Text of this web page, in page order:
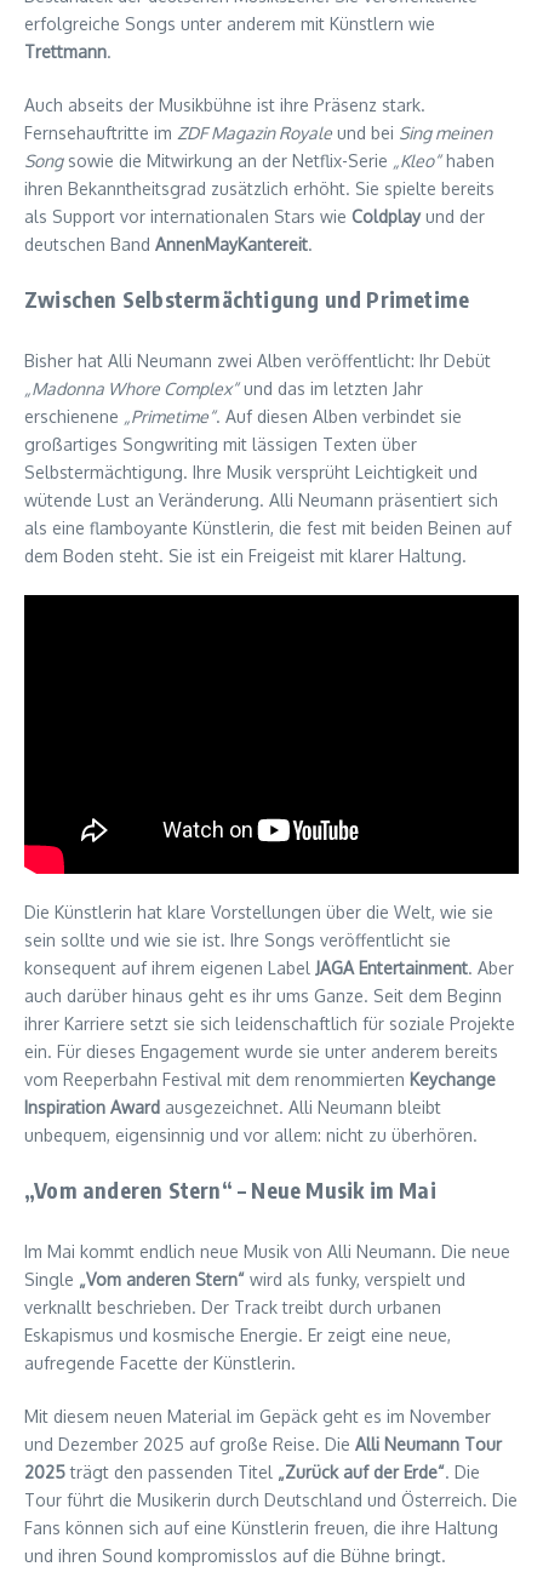
erfolgreiche Songs unter anderem mit Künstlern wie
Trettmann.
Auch abseits der Musikbühne ist ihre Präsenz stark.
Fernsehauftritte im ZDF Magazin Royale und bei Sing meinen
Songsowie die Mitwirkung an der Netflix-Serie „Kleo“haben
ihren Bekanntheitsgrad zusätzlich erhöht. Sie spielte bereits
als Support vor internationalen Stars wie Coldplayund der
deutschen Band AnnenMayKantereit.
Zwischen Selbstermächtigung und Primetime
Bisher hat Alli Neumann zwei Alben veröffentlicht: Ihr Debüt
„Madonna Whore Complex“und das im letzten Jahr
erschienene „Primetime“. Auf diesen Alben verbindet sie
großartiges Songwriting mit lässigen Texten über
Selbstermächtigung. Ihre Musik versprüht Leichtigkeit und
wütende Lust an Veränderung. Alli Neumann präsentiert sich
als eine flamboyante Künstlerin, die fest mit beiden Beinen auf
dem Boden steht. Sie ist ein Freigeist mit klarer Haltung.
Die Künstlerin hat klare Vorstellungen über die Welt, wie sie
sein sollte und wie sie ist. Ihre Songs veröffentlicht sie
konsequent auf ihrem eigenen Label JAGA Entertainment. Aber
auch darüber hinaus geht es ihr ums Ganze. Seit dem Beginn
ihrer Karriere setzt sie sich leidenschaftlich für soziale Projekte
ein. Für dieses Engagement wurde sie unter anderem bereits
vom Reeperbahn Festival mit dem renommierten Keychange
Inspiration Award ausgezeichnet. Alli Neumann bleibt
unbequem, eigensinnig und vor allem: nicht zu überhören.
„Vom anderen Stern“ – Neue Musik im Mai
Im Mai kommt endlich neue Musik von Alli Neumann. Die neue
Single „Vom anderen Stern“ wird als funky, verspielt und
verknallt beschrieben. Der Track treibt durch urbanen
Eskapismus und kosmische Energie. Er zeigt eine neue,
aufregende Facette der Künstlerin.
Mit diesem neuen Material im Gepäck geht es im November
und Dezember 2025 auf große Reise. Die Alli Neumann Tour
2025trägt den passenden Titel „Zurück auf der Erde“. Die
Tour führt die Musikerin durch Deutschland und Österreich. Die
Fans können sich auf eine Künstlerin freuen, die ihre Haltung
und ihren Sound kompromisslos auf die Bühne bringt.